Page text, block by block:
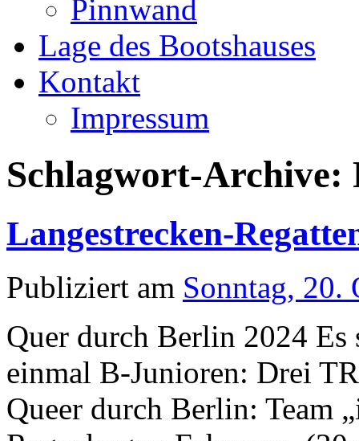
Pinnwand
Lage des Bootshauses
Kontakt
Impressum
Schlagwort-Archive:
Langestrecken-
Publiziert am Sonntag, 20.
Quer durch Berlin 2024
einmal B-Junioren: Drei
Queer durch Berlin: Team